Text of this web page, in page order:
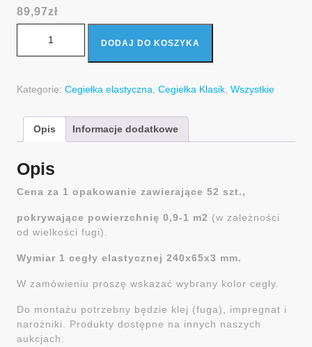
89,97zł
DODAJ DO KOSZYKA
Kategorie: Cegiełka elastyczna, Cegiełka Klasik, Wszystkie
Opis Informacje dodatkowe
Opis
Cena za 1 opakowanie zawierające 52 szt.,
pokrywające powierzchnię 0,9-1 m2 (w zależności
od wielkości fugi).
Wymiar 1 cegły elastycznej 240x65x3 mm.
W zamówieniu proszę wskazać wybrany kolor cegły.
Do montażu potrzebny będzie klej (fuga), impregnat i
narożniki. Produkty dostępne na innych naszych
aukcjach.